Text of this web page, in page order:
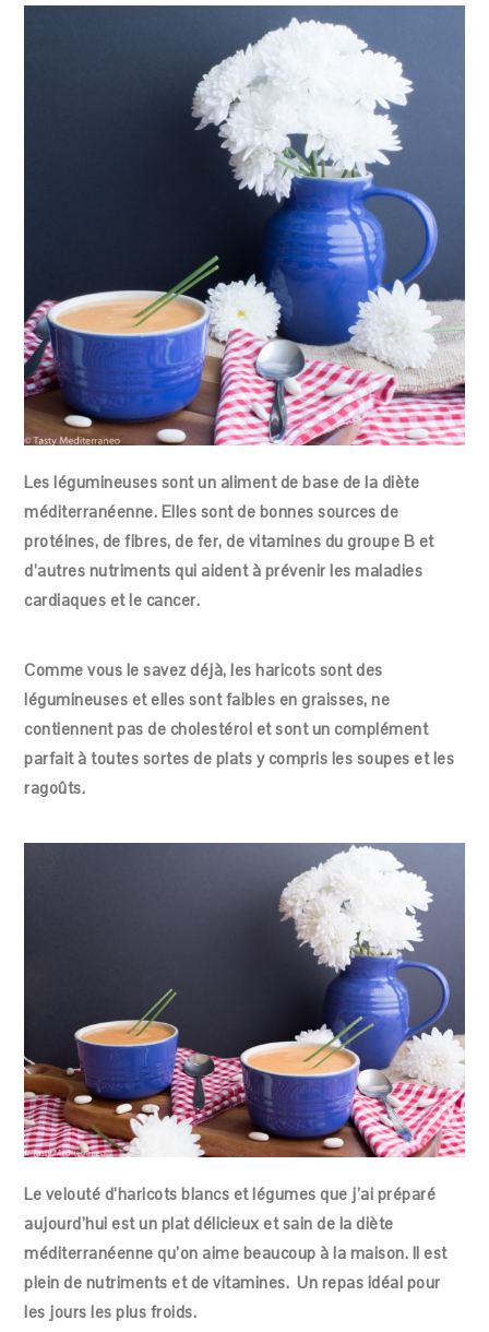
Les légumineuses sont un aliment de base de la diète
méditerranéenne. Elles sont de bonnes sources de
protéines, de fibres, de fer, de vitamines du groupe B et
d’autres nutriments qui aident à prévenir les maladies
cardiaques et le cancer.
Comme vous le savez déjà, les haricots sont des
légumineuses et elles sont faibles en graisses, ne
contiennent pas de cholestérol et sont un complément
parfait à toutes sortes de plats y compris les soupes et les
ragoûts.
Le velouté d’haricots blancs et légumes que j’ai préparé
aujourd’hui est un plat délicieux et sain de la diète
méditerranéenne qu’on aime beaucoup à la maison. Il est
plein de nutriments et de vitamines. Un repas idéal pour
les jours les plus froids.